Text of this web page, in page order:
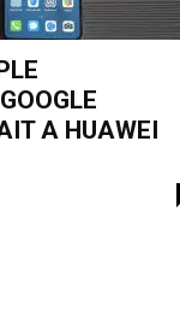
A HUAWEI